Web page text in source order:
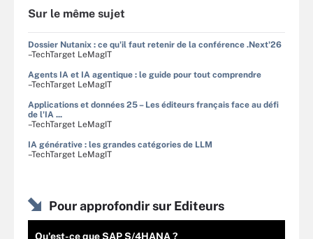
Sur le même sujet
Dossier Nutanix : ce qu'il faut retenir de la conférence .Next'26
–TechTarget LeMagIT
Agents IA et IA agentique : le guide pour tout comprendre
–TechTarget LeMagIT
Applications et données 25 – Les éditeurs français face au défi
de l'IA ...
–TechTarget LeMagIT
IA générative : les grandes catégories de LLM
–TechTarget LeMagIT
Pour approfondir sur Editeurs
Qu'est-ce que SAP S/4HANA ?